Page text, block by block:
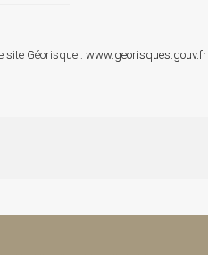
site Géorisque : www.georisques.gouv.fr